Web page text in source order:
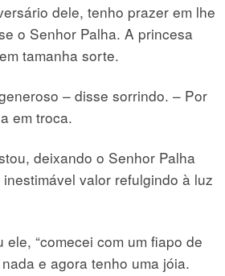
dele, tenho prazer em lhe
o Senhor Palha. A princesa
tamanha sorte.
– disse sorrindo. – Por
em troca.
deixando o Senhor Palha
valor refulgindo à luz
ele, “comecei com um fiapo de
e agora tenho uma jóia.